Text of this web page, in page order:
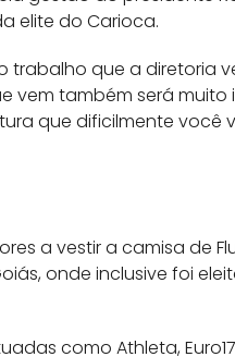
elite do Carioca.
trabalho que a diretoria
também será muito
que dificilmente você
a vestir a camisa de
onde inclusive foi
como Athleta,